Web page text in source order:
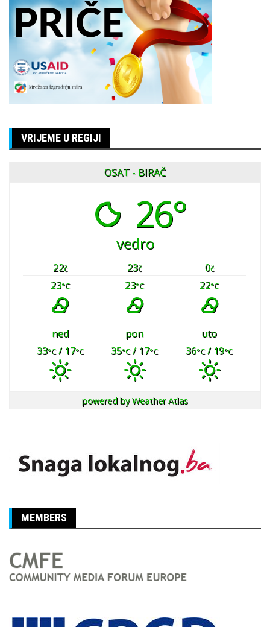
VRIJEME U REGIJI
OSAT - BIRAČ
26°
vedro
22č 23č 0č
23°C 23°C 22°C
ned pon
uto
33°C/ 17°C 35°C/ 17°C 36°C/ 19°C
powered byWeather Atlas
MEMBERS